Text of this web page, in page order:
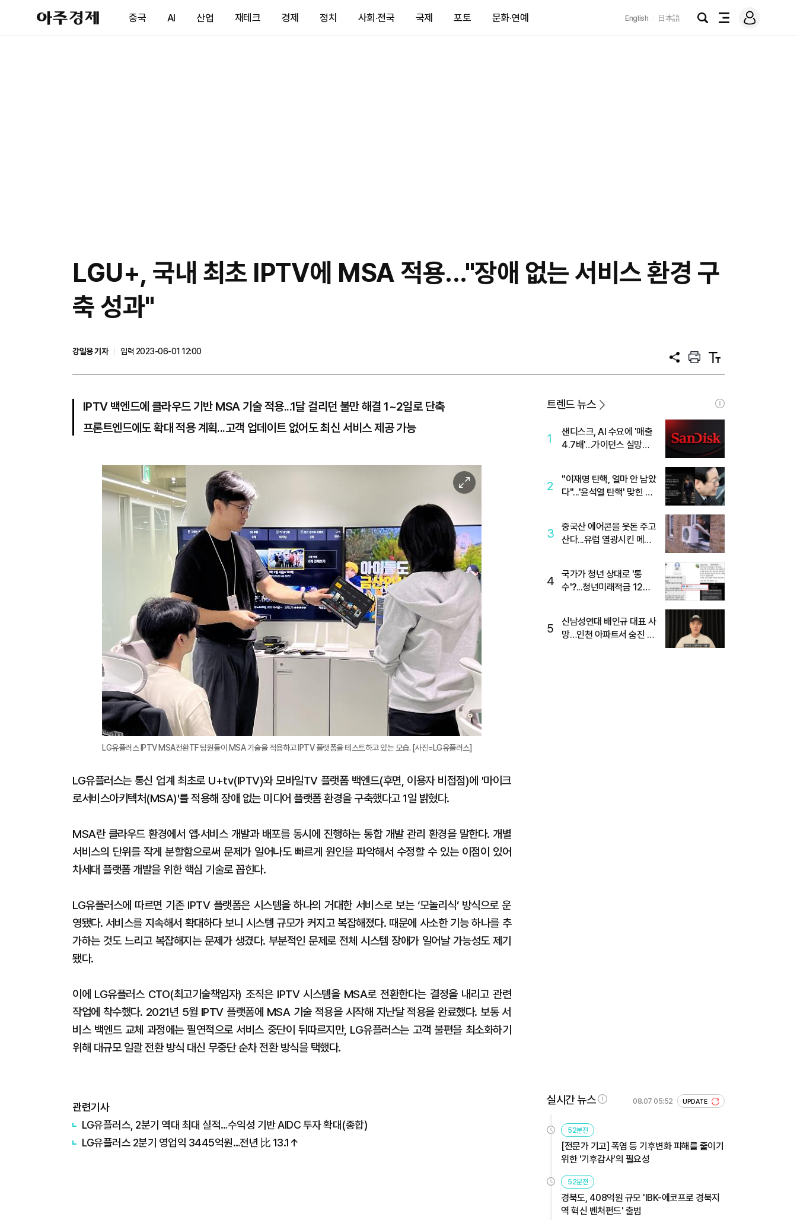
아
주
제
중국 AI 산업 재테크 경제 정치 사회·전국 국제 포토 문화·연예 English 日本語
검
전
메
그
LGU+, 국내 최초 IPTV에 MSA 적용..."장애 없는 서비스 환경 구
축 성과"
강일용 기자
입력 2023-06-01 12:00
공
프
트
텍
트
IPTV 백엔드에 클라우드 기반 MSA 기술 적용...1달 걸리던 불만 해결 1~2일로 단축
프론트엔드에도 확대 적용 계획...고객 업데이트 없어도 최신 서비스 제공 가능
이
미
지
확
대
LG유플러스 IPTV MSA전환TF 팀원들이 MSA 기술을 적용하고 IPTV 플랫폼을 테스트하고 있는 모습. [사진=LG유플러스]
LG유플러스는 통신 업계 최초로 U+tv(IPTV)와 모바일TV 플랫폼 백엔드(후면, 이용자 비접점)에 '마이크
로서비스아키텍처(MSA)'를 적용해 장애 없는 미디어 플랫폼 환경을 구축했다고 1일 밝혔다.
MSA란 클라우드 환경에서 앱·서비스 개발과 배포를 동시에 진행하는 통합 개발 관리 환경을 말한다. 개별
서비스의 단위를 작게 분할함으로써 문제가 일어나도 빠르게 원인을 파악해서 수정할 수 있는 이점이 있어
차세대 플랫폼 개발을 위한 핵심 기술로 꼽힌다.
LG유플러스에 따르면 기존 IPTV 플랫폼은 시스템을 하나의 거대한 서비스로 보는 ‘모놀리식’ 방식으로 운
영됐다. 서비스를 지속해서 확대하다 보니 시스템 규모가 커지고 복잡해졌다. 때문에 사소한 기능 하나를 추
가하는 것도 느리고 복잡해지는 문제가 생겼다. 부분적인 문제로 전체 시스템 장애가 일어날 가능성도 제기
됐다.
이에 LG유플러스 CTO(최고기술책임자) 조직은 IPTV 시스템을 MSA로 전환한다는 결정을 내리고 관련
작업에 착수했다. 2021년 5월 IPTV 플랫폼에 MSA 기술 적용을 시작해 지난달 적용을 완료했다. 보통 서
비스 백엔드 교체 과정에는 필연적으로 서비스 중단이 뒤따르지만, LG유플러스는 고객 불편을 최소화하기
위해 대규모 일괄 전환 방식 대신 무중단 순차 전환 방식을 택했다.
관련기사
LG유플러스, 2분기 역대 최대 실적…수익성 기반 AIDC 투자 확대(종합)
LG유플러스 2분기 영업익 3445억원…전년 比 13.1↑
트렌드 뉴스
1
샌디스크, AI 수요에 '매출
4.7배'…가이던스 실망에
2
"이재명 탄핵, 얼마 안 남았
다"...'윤석열 탄핵' 맞힌 무
3
중국산 에어콘을 웃돈 주고
산다...유럽 열광시킨 메이
4
국가가 청년 상대로 '통
수'?...청년미래적금 12%
5
신남성연대 배인규 대표 사
망…인천 아파트서 숨진 채
실시간 뉴스 08.07 05:52 UPDATE
52분전
[전문가 기고] 폭염 등 기후변화 피해를 줄이기
위한 '기후감사'의 필요성
52분전
경북도, 408억원 규모 'IBK-에코프로 경북지
역 혁신 벤처펀드' 출범